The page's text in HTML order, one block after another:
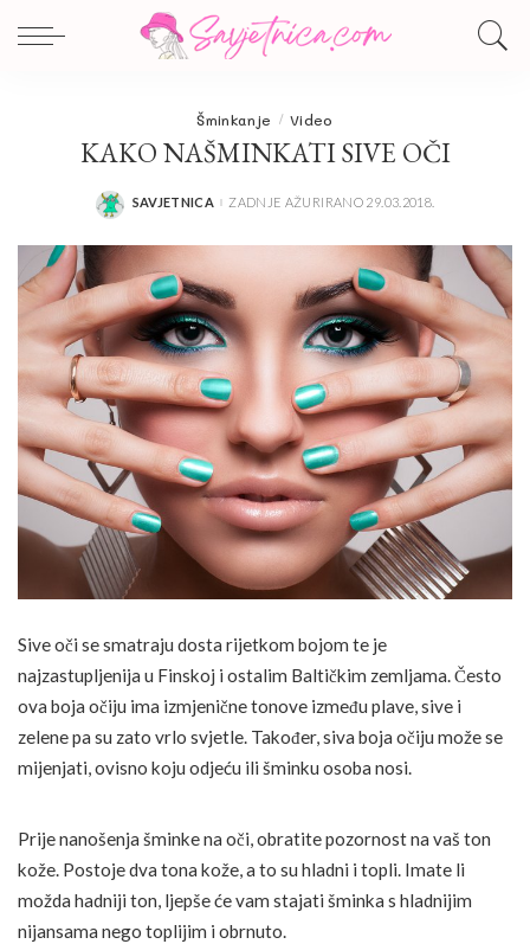
Šminkanje Video
KAKO NAŠMINKATI SIVE OČI
POSTED
SAVJETNICA ZADNJE AŽURIRANO 29.03.2018.
Sive oči se smatraju dosta rijetkom bojom te je
najzastupljenija u Finskoj i ostalim Baltičkim zemljama. Često
ova boja očiju ima izmjenične tonove između plave, sive i
zelene pa su zato vrlo svjetle. Također, siva boja očiju može se
mijenjati, ovisno koju odjeću ili šminku osoba nosi.
Prije nanošenja šminke na oči, obratite pozornost na vaš ton
kože. Postoje dva tona kože, a to su hladni i topli. Imate li
možda hadniji ton, ljepše će vam stajati šminka s hladnijim
nijansama nego toplijim i obrnuto.